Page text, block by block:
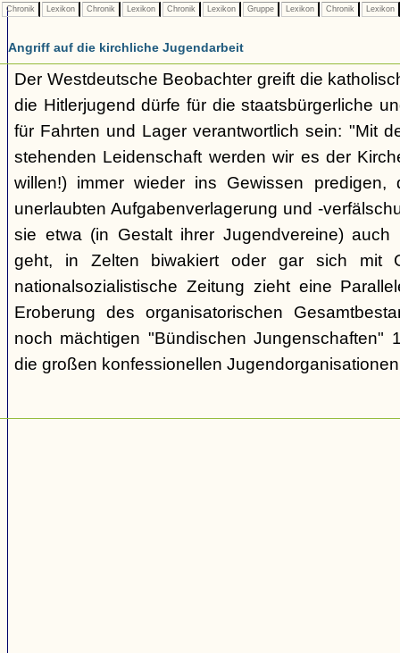
Chronik Lexikon Chronik Lexikon Chronik Lexikon Gruppe Lexikon Chronik Lexikon
Angriff auf die kirchliche Jugendarbeit
Der Westdeutsche Beobachter greift die
die Hitlerjugend dürfe für die staatsbürgerliche
für Fahrten und Lager verantwortlich sein: "Mit
stehenden Leidenschaft werden wir es der
willen!) immer wieder ins Gewissen
unerlaubten Aufgabenverlagerung und -
sie etwa (in Gestalt ihrer Jugendvereine) auch
geht, in Zelten biwakiert oder gar sich mit
nationalsozialistische Zeitung zieht eine
Eroberung des organisatorischen
noch mächtigen "Bündischen Jungenschaften"
die großen konfessionellen